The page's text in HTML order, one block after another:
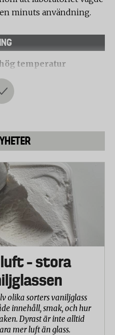
minuts användning.
temperatur
för material som bomull
viskos.
för känsliga material som
– stora
olika sorters vaniljglass
innehåll, smak, och hur
Dyrast är inte alltid
mer luft än glass.